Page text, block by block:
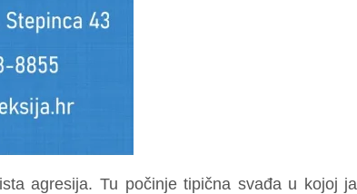
agresija. Tu počinje tipična svađa u kojoj ja